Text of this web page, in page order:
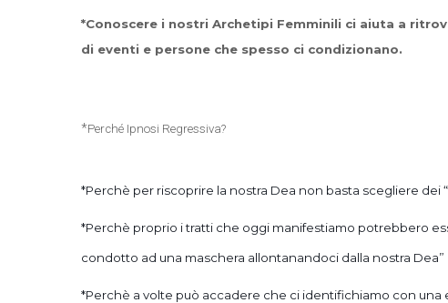
*Conoscere i nostri Archetipi Femminili ci aiuta a
di eventi e persone che spesso ci condizionano.
*Perché Ipnosi Regressiva?
*Perchè per riscoprire la nostra Dea non basta scegliere dei
*Perchè proprio i tratti che oggi manifestiamo potrebbero
condotto ad una maschera allontanandoci dalla nostra Dea”
*Perchè a volte può accadere che ci identifichiamo con